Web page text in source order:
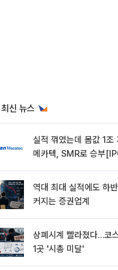
신 뉴스
실적 꺾였는데 몸값 1
메카텍, SMR로 승부
역대 최대 실적에도 하
커지는 증권업계
상폐시계 빨라졌다…코
1곳 '시총 미달'